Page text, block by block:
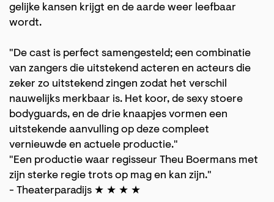
gelijke kansen krijgt en de aarde weer leefbaar
wordt.
"De cast is perfect samengesteld; een combinatie
van zangers die uitstekend acteren en acteurs die
zeker zo uitstekend zingen zodat het verschil
nauwelijks merkbaar is. Het koor, de sexy stoere
bodyguards, en de drie knaapjes vormen een
uitstekende aanvulling op deze compleet
vernieuwde en actuele productie."
"Een productie waar regisseur Theu Boermans met
zijn sterke regie trots op mag en kan zijn."
- Theaterparadijs ★ ★ ★ ★